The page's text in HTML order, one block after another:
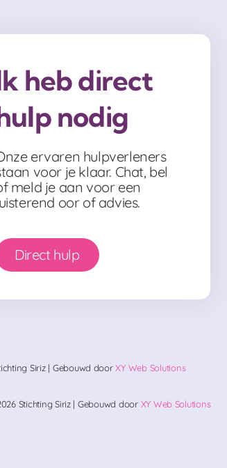
heb direct
nodig
ervaren hulpverleners
voor je klaar. Chat, bel
meld je aan voor een
oor of advies.
Direct hulp
Siriz | Gebouwd doorXY Web Solutions
Stichting Siriz | Gebouwd door XY Web Solutions